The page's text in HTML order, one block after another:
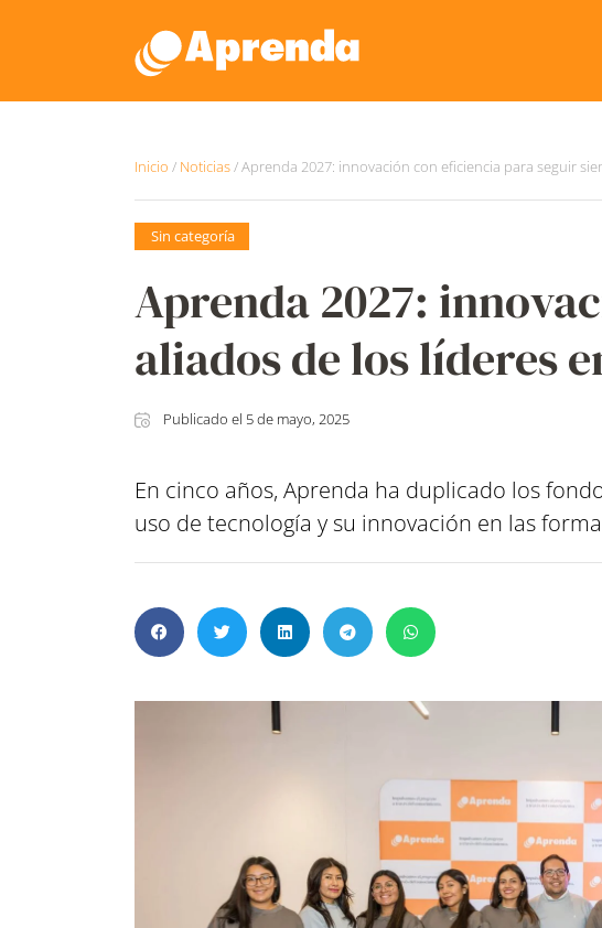
Inicio / Noticias/Aprenda 2027: innovación con eficiencia para seguir
Sin categoría
Aprenda 2027:
aliados de los líderes
Publicado el 5 de mayo, 2025
En cinco años, Aprenda ha duplicado los
uso de tecnología y su innovación en las